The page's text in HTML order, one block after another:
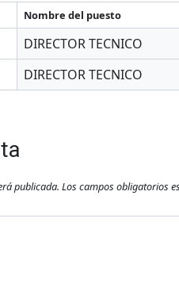
Nombre del puesto
DIRECTOR TECNICO
DIRECTOR TECNICO
publicada. Los campos obligatorios